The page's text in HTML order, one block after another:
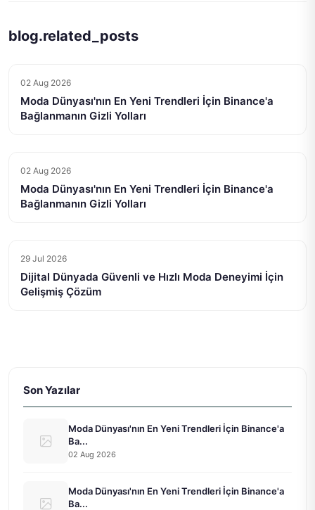
blog.related_posts
02 Aug 2026
Moda Dünyası'nın En Yeni Trendleri İçin Binance'a
Bağlanmanın Gizli Yolları
02 Aug 2026
Moda Dünyası'nın En Yeni Trendleri İçin Binance'a
Bağlanmanın Gizli Yolları
29 Jul 2026
Dijital Dünyada Güvenli ve Hızlı Moda Deneyimi İçin
Gelişmiş Çözüm
Son Yazılar
Moda Dünyası'nın En Yeni Trendleri İçin Binance'a
Ba...
02 Aug 2026
Moda Dünyası'nın En Yeni Trendleri İçin Binance'a
Ba...